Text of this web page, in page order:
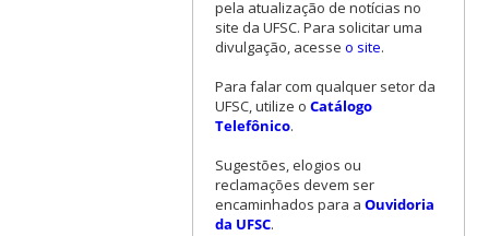
pela atualização de notícias no
site da UFSC. Para solicitar uma
divulgação, acesse o site.
Para falar com qualquer setor da
UFSC, utilize o Catálogo
Telefônico.
Sugestões, elogios ou
reclamações devem ser
encaminhados para a Ouvidoria
da UFSC.